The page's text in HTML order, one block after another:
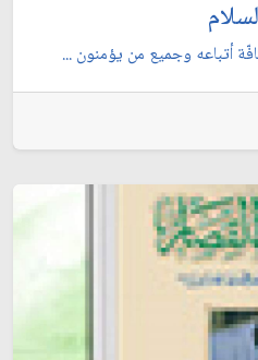
أتباعه وجميع من يؤمنون ...